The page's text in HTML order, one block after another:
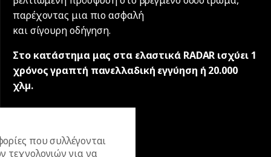
παρέχοντας μια πιο ασφαλή
και σίγουρη οδήγηση.
Στο κατάστημα μας στα ελαστικά RADAR ισχύει 1
χρόνος γραπτή πανελλαδική εγγύηση ή 20.000
χλµ.
που συλλέγονται
τεχνολογιών για να